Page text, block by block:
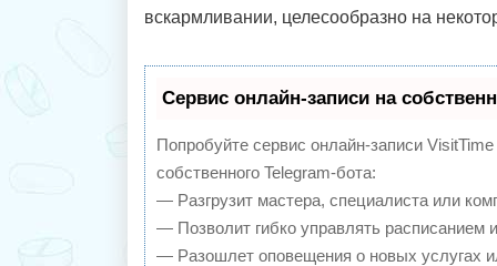
вскармливании, целесообразно на
Сервис онлайн-записи на
Попробуйте сервис онлайн-записи
собственного Telegram-бота:
— Разгрузит мастера, специалиста или
— Позволит гибко управлять расписанием и
— Разошлет оповещения о новых услугах